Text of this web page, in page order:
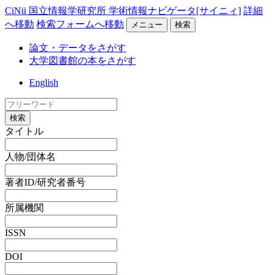
CiNii 国立情報学研究所 学術情報ナビゲータ[サイニィ] 詳細
へ移動 検索フォームへ移動 メニュー 検索
論文・データをさがす
大学図書館の本をさがす
English
検索
タイトル
人物/団体名
著者ID/研究者番号
所属機関
ISSN
DOI